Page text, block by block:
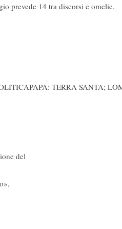
prevede 14 tra discorsi e omelie.
TERRA SANTA;
del